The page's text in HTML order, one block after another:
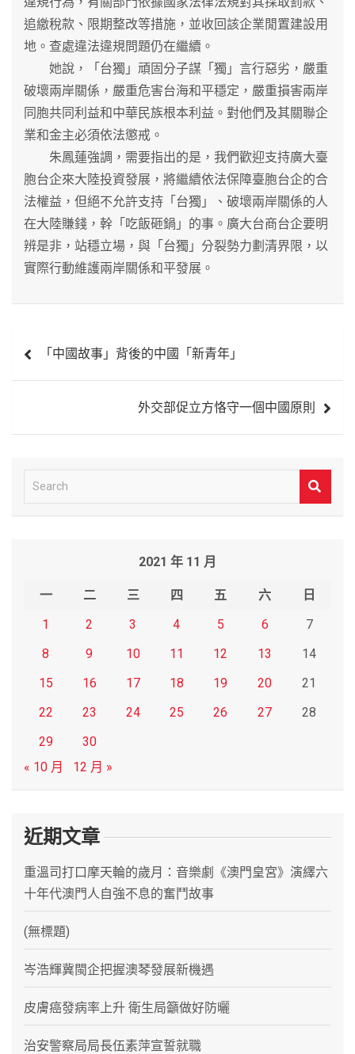
追繳稅款、限期整改等措施，並收回該企業閒置建設用
地。查處違法違規問題仍在繼續。
她說，「台獨」頑固分子謀「獨」言行惡劣，嚴重
破壞兩岸關係，嚴重危害台海和平穩定，嚴重損害兩岸
同胞共同利益和中華民族根本利益。對他們及其關聯企
業和金主必須依法懲戒。
朱鳳蓮強調，需要指出的是，我們歡迎支持廣大臺
胞台企來大陸投資發展，將繼續依法保障臺胞台企的合
法權益，但絕不允許支持「台獨」、破壞兩岸關係的人
在大陸賺錢，幹「吃飯砸鍋」的事。廣大台商台企要明
辨是非，站穩立場，與「台獨」分裂勢力劃清界限，以
實際行動維護兩岸關係和平發展。
章
「中國故事」背後的中國「新青年」
外交部促立方恪守一個中國原則
e
2021 年 11 月
一 二 三 四 五 六
日
1
2 3 4 5 6
7
8
9 10 11 12 13
14
15
16 17 18 19 20
21
22
23 24 25 26 27
28
29
30
« 10 月
12 月 »
近期文章
重溫司打口摩天輪的歲月：音樂劇《澳門皇宮》演繹六
十年代澳門人自強不息的奮鬥故事
(無標題)
岑浩輝冀閩企把握澳琴發展新機遇
皮膚癌發病率上升 衛生局籲做好防曬
治安警察局局長伍素萍宣誓就職